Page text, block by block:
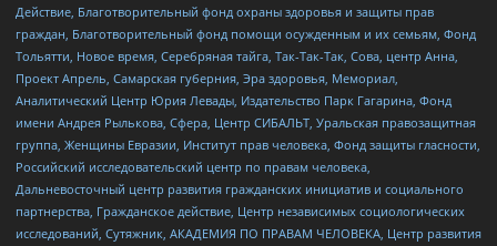
Действие, Благотворительный фонд охраны здоровья и защиты прав
граждан, Благотворительный фонд помощи осужденным и их семьям, Фонд
Тольятти, Новое время, Серебряная тайга, Так-Так-Так, Сова, центр Анна,
Проект Апрель, Самарская губерния, Эра здоровья, Мемориал,
Аналитический Центр Юрия Левады, Издательство Парк Гагарина, Фонд
имени Андрея Рылькова, Сфера, Центр СИБАЛЬТ, Уральская правозащитная
группа, Женщины Евразии, Институт прав человека, Фонд защиты гласности,
Российский исследовательский центр по правам человека,
Дальневосточный центр развития гражданских инициатив и социального
партнерства, Гражданское действие, Центр независимых социологических
исследований, Сутяжник, АКАДЕМИЯ ПО ПРАВАМ ЧЕЛОВЕКА, Центр развития